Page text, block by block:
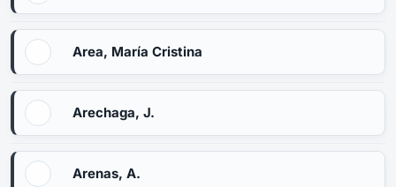
Area, María Cristina
Arechaga, J.
Arenas, A.